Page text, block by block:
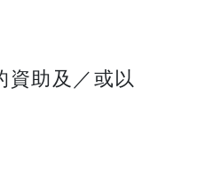
資助及／或以